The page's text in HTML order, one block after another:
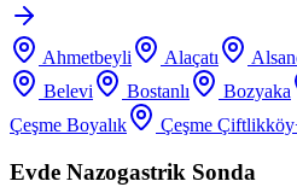
Ahmetbeyli Alaçatı
Belevi
Bostanlı Bozyaka
Çeşme Boyalık
Çeşme Çiftlikköy
Evde Nazogastrik Sonda